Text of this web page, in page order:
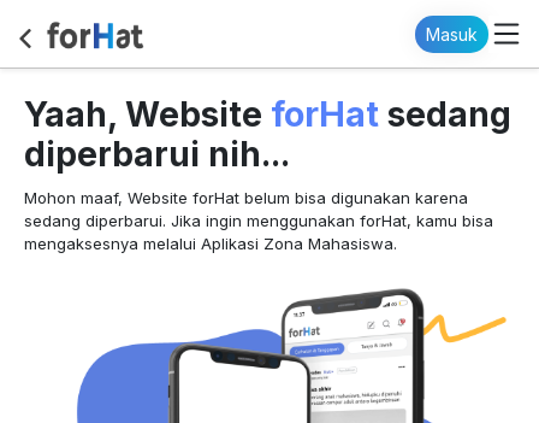
Masuk
Yaah, Website forHat sedang
diperbarui nih...
Mohon maaf, Website forHat belum bisa digunakan karena
sedang diperbarui. Jika ingin menggunakan forHat, kamu bisa
mengaksesnya melalui Aplikasi Zona Mahasiswa.